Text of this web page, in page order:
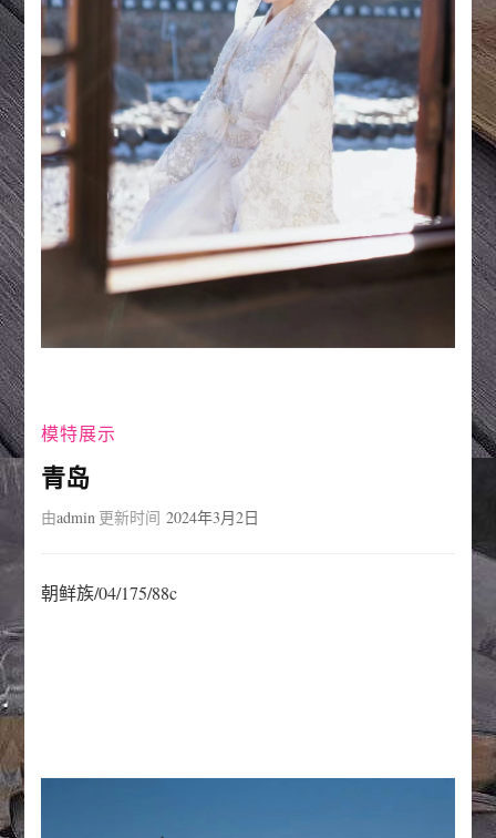
模特展示
青岛
由admin 更新时间 2024年3月2日
朝鲜族/04/175/88c